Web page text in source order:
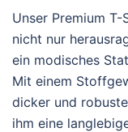
Unser Premium
nicht nur
ein modisches
Mit einem
dicker und
ihm eine